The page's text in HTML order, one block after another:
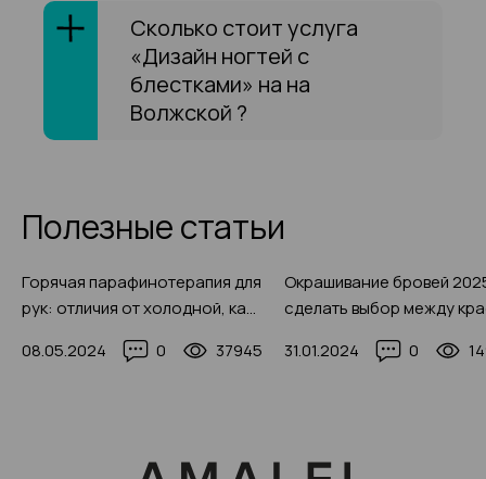
Сколько стоит услуга
«Дизайн ногтей с
блестками» на на
Волжской ?
Полезные статьи
Горячая парафинотерапия для
рук: отличия от холодной, как
08.05.2024 0 37945
Окрашивание бровей
сделать выбор между
31.01.2024 0